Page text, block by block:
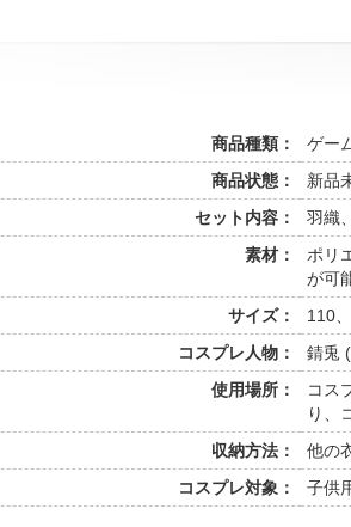
商品種類：
ゲー
商品状態：
新品
セット内容：
羽織
素材：
ポリ
が可
サイズ：
110
コスプレ人物：
錆兎
使用場所：
コス
り、
収納方法：
他の
コスプレ対象：
子供